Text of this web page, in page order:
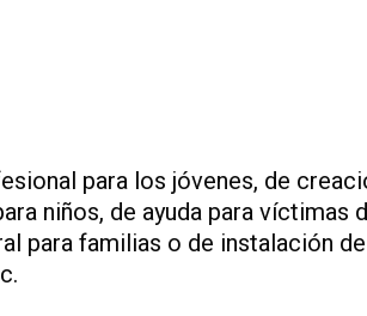
para los jóvenes, de
niños, de ayuda para víctimas
para familias o de instalación